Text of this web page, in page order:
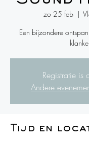
zo 25 feb
  |
Een bijzondere
Registratie is
Andere
Tijd en